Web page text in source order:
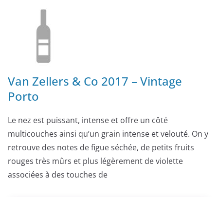
Van Zellers & Co 2017 – Vintage
Porto
Le nez est puissant, intense et offre un côté
multicouches ainsi qu’un grain intense et velouté. On y
retrouve des notes de figue séchée, de petits fruits
rouges très mûrs et plus légèrement de violette
associées à des touches de